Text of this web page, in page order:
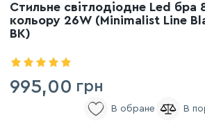
Стильне світлодіодне Led бра
кольору 26W (Minimalist Line
BK)
995,00 грн